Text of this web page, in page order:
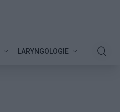
LARYNGOLOGIE